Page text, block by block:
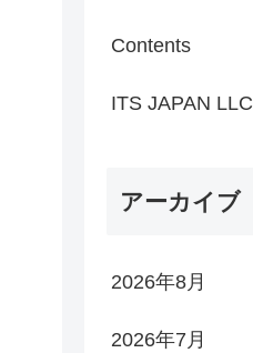
Contents
ITS JAPAN LLC
アーカイブ
2026年8月
2026年7月